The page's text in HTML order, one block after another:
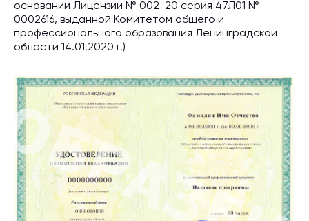
основании Лицензии № 002-20 серия 47Л01 №
0002616, выданной Комитетом общего и
профессионального образования Ленинградской
области 14.01.2020 г.)